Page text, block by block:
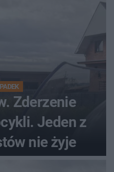
Zderzenie
Jeden z
nie żyje